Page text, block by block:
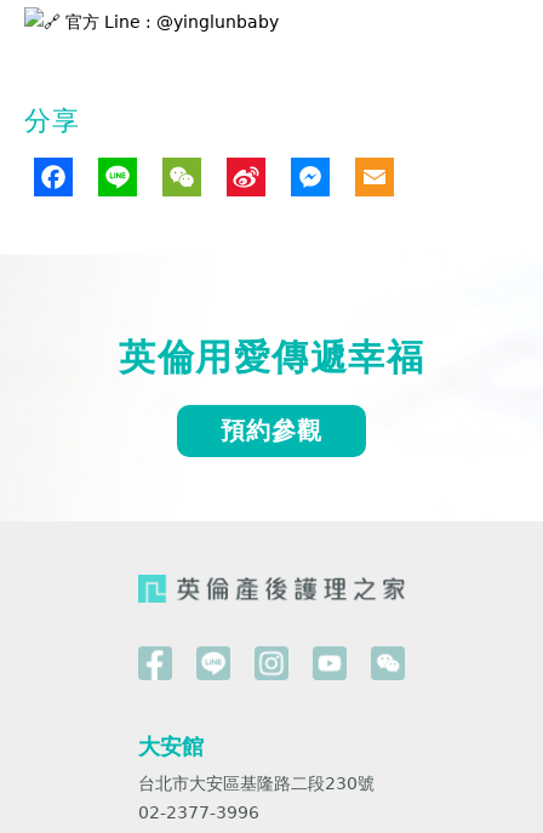
官方 Line : @yinglunbaby
分享
Facebook
Line WeChat
Sina
英倫用愛傳遞幸福
預約參觀
大安館
台北市大安區基隆路二段230號
02-2377-3996